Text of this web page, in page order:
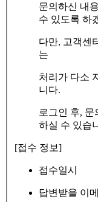
문의하신 내
수 있도록 하
다만, 고객센
는
처리가 다소
니다.
로그인 후, 문
하실 수 있습
[접수 정보]
접수일시
답변받을 이